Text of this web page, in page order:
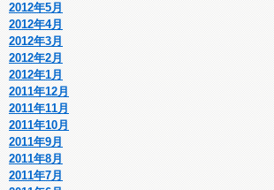
2012年5月
2012年4月
2012年3月
2012年2月
2012年1月
2011年12月
2011年11月
2011年10月
2011年9月
2011年8月
2011年7月